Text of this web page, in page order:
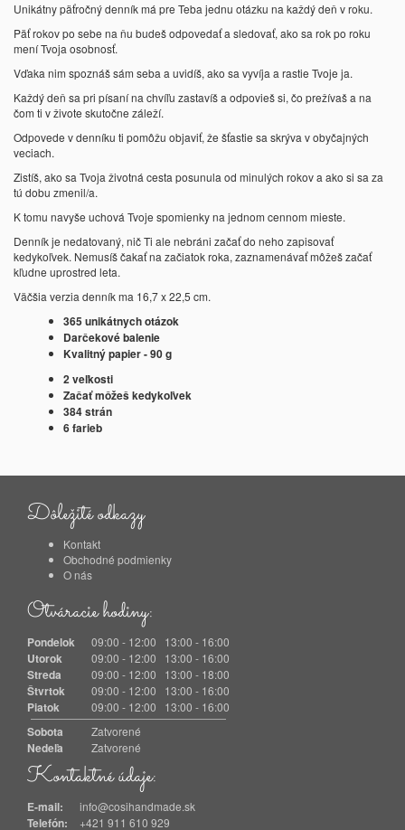
Unikátny päťročný denník má pre Teba jednu otázku na každý deň v roku.
Päť rokov po sebe na ňu budeš odpovedať a sledovať, ako sa rok po roku
mení Tvoja osobnosť.
Vďaka nim spoznáš sám seba a uvidíš, ako sa vyvíja a rastie Tvoje ja.
Každý deň sa pri písaní na chvíľu zastavíš a odpovieš si, čo prežívaš a na
čom ti v živote skutočne záleží.
Odpovede v denníku ti pomôžu objaviť, že šťastie sa skrýva v obyčajných
veciach.
Zistíš, ako sa Tvoja životná cesta posunula od minulých rokov a ako si sa za
tú dobu zmenil/a.
K tomu navyše uchová Tvoje spomienky na jednom cennom mieste.
Denník je nedatovaný, nič Ti ale nebráni začať do neho zapisovať
kedykoľvek. Nemusíš čakať na začiatok roka, zaznamenávať môžeš začať
kľudne uprostred leta.
Väčšia verzia denník ma 16,7 x 22,5 cm.
365 unikátnych otázok
Darčekové balenie
Kvalitný papier - 90 g
2 veľkosti
Začať môžeš kedykoľvek
384 strán
6 farieb
Dôležité odkazy
Kontakt
Obchodné podmienky
O nás
Otváracie hodiny:
Pondelok 09:00 - 12:00 13:00 - 16:00
Utorok 09:00 - 12:00 13:00 - 16:00
Streda 09:00 - 12:00 13:00 - 18:00
Štvrtok 09:00 - 12:00 13:00 - 16:00
Piatok 09:00 - 12:00 13:00 - 16:00
Sobota Zatvorené
Nedeľa Zatvorené
Kontaktné údaje:
E-mail: info@cosihandmade.sk
Telefón: +421 911 610 929